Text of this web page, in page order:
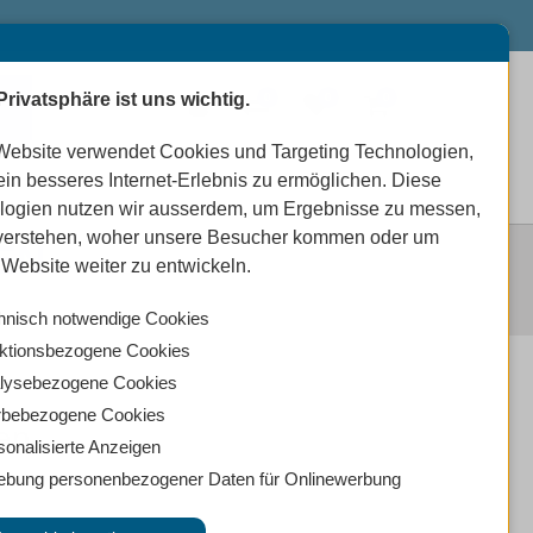
ist uns wichtig.
verwendet Cookies und Targeting Technologien,
besseres Internet-Erlebnis zu ermöglichen. Diese
nutzen wir ausserdem, um Ergebnisse zu messen,
woher unsere Besucher kommen oder um
weiter zu entwickeln.
notwendige Cookies
Cookies
Cookies
Cookies
Anzeigen
personenbezogener Daten für Onlinewerbung